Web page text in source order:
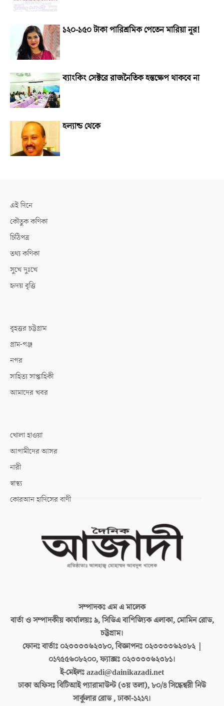
১২০-১৫০ টাকা পারিশ্রমিক পেতেন মারিয়া নূর!
ব্যাংকিং সেক্টরে রাজনৈতিক হস্তক্ষেপ থাকবে না
হল্যান্ড থেকে
এই দিনে
কৌতুক কণিকা
চিঠিপত্র
তথ্য কণিকা
সুখে দুঃখে
হৃদয় বৃত্তি
বৃহত্তর চট্টগ্রাম
গ্রাম-গঞ্জ
নগর
সাহিত্য সাপ্তাহিকী
আমাদের খবর
খোলা হাওয়া
আগামীদের আসর
নারী
স্বাস্থ্য
কোরআন হাদিসের বাণী
সম্পাদকঃএম এ মালেক
বার্তা ও সম্পাদকীয় কার্যালয়ঃ৯, সিডিএ বাণিজ্যিক এলাকা, মোমিন রোড,
চট্টগ্রাম।
ফোনঃ বার্তাঃ ০২৩৩৩৩৬২৩৮০, বিজ্ঞাপনঃ ০২৩৩৩৩৬২৩৮২ |
০১৭৫৫৬০৮২০০, ফ্যাক্সঃ ০২৩৩৩৩৬২৩৮১।
ই-মেইলঃazadi@dainikazadi.net
ঢাকা অফিসঃবিটিআই প্যারামাউন্ট (৩য় তলা), ৮০/৪ সিদ্ধেশ্বরী নিউ
সার্কুলার রোড , ঢাকা-১২১৭।